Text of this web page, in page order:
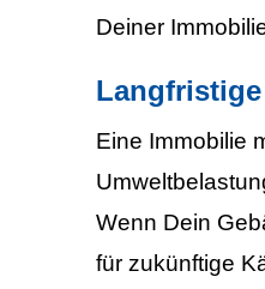
Deiner
Eine Immobilie
Wenn Dein
für zukünftige